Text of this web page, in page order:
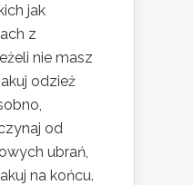
jak
z
nie masz
odzież
od
ubrań,
na końcu.